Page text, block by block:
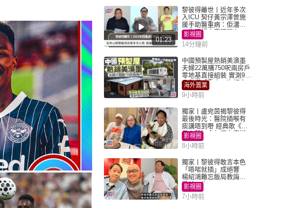
01:23
黎彼得離世丨近年多次
入ICU 契仔黃宗澤曾施
援手助醫重病：佢瀟灑
一生唔想大家唔開心
影視圈
14分鐘前
中國預製屋熱銷美澳墨
夫婦22萬購750呎兩房戶
零地基直接組裝 實測9個
月激讚「重來一次都會
買」
海外置業
9小時前
獨家丨盧宛茵揭黎彼得
最後時光：醫院插喉有
痰講唔到嘢 經典歌《浪
子心聲》金句源自廟街
睇相佬
影視圈
8小時前
獨家丨黎彼得敢言本色
「唔啱就插」成絕響
楊紹鴻難忘飯局教誨：
受益一生
影視圈
7小時前